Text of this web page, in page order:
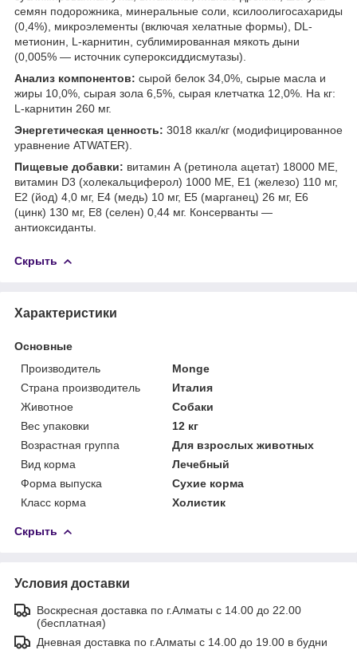
семян подорожника, минеральные соли, ксилоолигосахариды
(0,4%), микроэлементы (включая хелатные формы), DL-
метионин, L-карнитин, сублимированная мякоть дыни
(0,005% — источник супероксиддисмутазы).
Анализ компонентов: сырой белок 34,0%, сырые масла и
жиры 10,0%, сырая зола 6,5%, сырая клетчатка 12,0%. На кг:
L-карнитин 260 мг.
Энергетическая ценность: 3018 ккал/кг (модифицированное
уравнение ATWATER).
Пищевые добавки: витамин А (ретинола ацетат) 18000 МЕ,
витамин D3 (холекальциферол) 1000 МЕ, Е1 (железо) 110 мг,
Е2 (йод) 4,0 мг, Е4 (медь) 10 мг, Е5 (марганец) 26 мг, Е6
(цинк) 130 мг, Е8 (селен) 0,44 мг. Консерванты —
антиоксиданты.
Скрыть
Характеристики
Основные
Производитель
Monge
Страна производитель
Италия
Животное
Собаки
Вес упаковки
12 кг
Возрастная группа
Для взрослых животных
Вид корма
Лечебный
Форма выпуска
Сухие корма
Класс корма
Холистик
Скрыть
Условия доставки
Воскресная доставка по г.Алматы с 14.00 до 22.00
(бесплатная)
Дневная доставка по г.Алматы с 14.00 до 19.00 в будни